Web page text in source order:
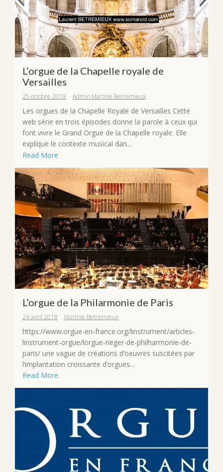
L’orgue de la Chapelle royale de
Versailles
25 octobre 2018 Admin Martine Betremieux
Les orgues de la Chapelle Royale de Versailles Cette
web série en trois épisodes donne la parole à ceux qui
font vivre le Grand Orgue de la Chapelle royale. Elle
explique le contexte musical dan...
Read More
L’orgue de la Philarmonie de Paris
24 avril 2018 Martine Betremieux
https://www.orgue-en-france.org/linstrument/articles-
linstrument-orgue/lorgue-rieger-de-philharmonie-de-
paris/ une vague de créations d’oeuvres suscitées par
l’implantation croissante d’orgues...
Read More